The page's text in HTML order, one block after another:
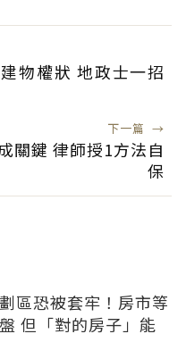
物權狀 地政士一招
下一篇 →
關鍵 律師授1方法自
保
區恐被套牢！房市等
但「對的房子」能